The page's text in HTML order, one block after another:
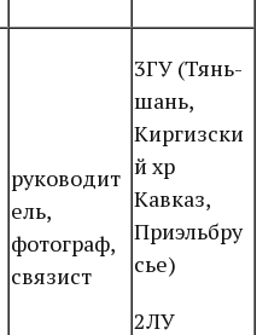
руководит
ель,
фотограф,
связист
3ГУ (Тянь-
шань,
Киргизски
й хр
Кавказ,
Приэльбру
сье)
2ЛУ